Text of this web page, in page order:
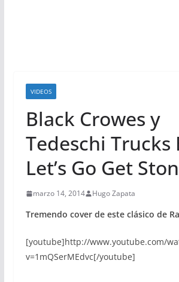
VIDEOS
Black Crowes y
Tedeschi Trucks
Let’s Go Get
marzo 14, 2014 Hugo Zapata
Tremendo cover de este clásico de
[youtube]http://www.youtube.com/
v=1mQSerMEdvc[/youtube]